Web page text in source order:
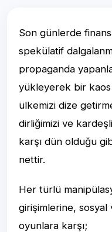
Son günlerde
spekülatif
propaganda
yükleyerek bir
ülkemizi dize
dirliğimizi ve
karşı dün olduğu
nettir.
Her türlü
girişimlerine,
oyunlara karşı;